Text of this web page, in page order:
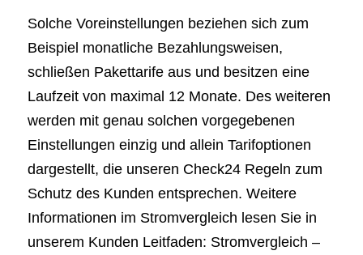
Solche Voreinstellungen beziehen sich zum
Beispiel monatliche Bezahlungsweisen,
schließen Pakettarife aus und besitzen eine
Laufzeit von maximal 12 Monate. Des weiteren
werden mit genau solchen vorgegebenen
Einstellungen einzig und allein Tarifoptionen
dargestellt, die unseren Check24 Regeln zum
Schutz des Kunden entsprechen. Weitere
Informationen im Stromvergleich lesen Sie in
unserem Kunden Leitfaden: Stromvergleich –